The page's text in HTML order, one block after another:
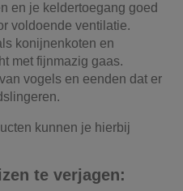
en je keldertoegang goed
voldoende ventilatie.
konijnenkoten en
met fijnmazig gaas.
vogels en eenden dat er
kunnen je hierbij
te verjagen: